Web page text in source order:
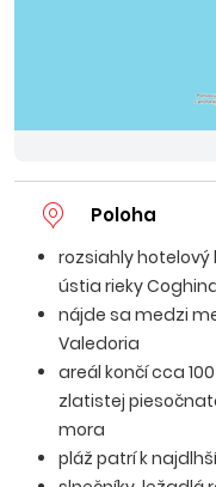
Poloha
rozsiahly hotelový
ústia rieky
nájde sa medzi
Valedoria
areál končí cca
zlatistej
mora
pláž patrí k